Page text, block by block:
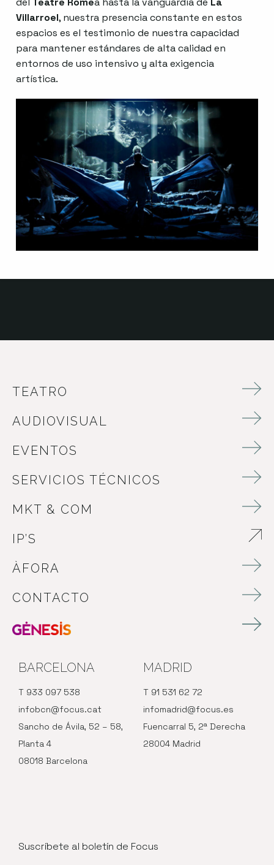
Villarroel, nuestra presencia constante en estos
espacios es el testimonio de nuestra capacidad
para mantener estándares de alta calidad en
entornos de uso intensivo y alta exigencia
artística.
TEATRO
AUDIOVISUAL
EVENTOS
SERVICIOS TÉCNICOS
MKT & COM
IP’S
ÀFORA
CONTACTO
BARCELONA
T 933 097 538
infobcn@focus.cat
Sancho de Ávila, 52 – 58,
Planta 4
08018 Barcelona
MADRID
T 91 531 62 72
infomadrid@focus.es
Fuencarral 5, 2ª Derecha
28004 Madrid
Suscríbete al boletín de Focus